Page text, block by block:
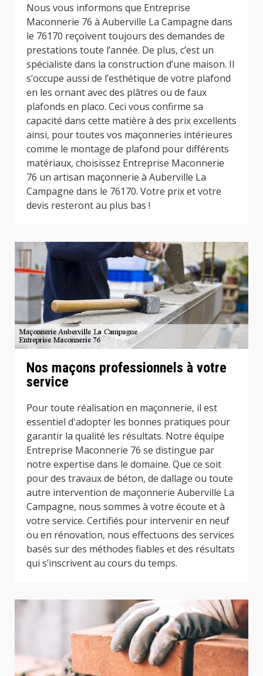
Nous vous informons que Entreprise
Maconnerie 76 à Auberville La Campagne dans
le 76170 reçoivent toujours des demandes de
prestations toute l’année. De plus, c’est un
spécialiste dans la construction d’une maison. Il
s’occupe aussi de l’esthétique de votre plafond
en les ornant avec des plâtres ou de faux
plafonds en placo. Ceci vous confirme sa
capacité dans cette matière à des prix excellents
ainsi, pour toutes vos maçonneries intérieures
comme le montage de plafond pour différents
matériaux, choisissez Entreprise Maconnerie
76 un artisan maçonnerie à Auberville La
Campagne dans le 76170. Votre prix et votre
devis resteront au plus bas !
Nos maçons professionnels à votre
service
Pour toute réalisation en maçonnerie, il est
essentiel d'adopter les bonnes pratiques pour
garantir la qualité les résultats. Notre équipe
Entreprise Maconnerie 76 se distingue par
notre expertise dans le domaine. Que ce soit
pour des travaux de béton, de dallage ou toute
autre intervention de maçonnerie Auberville La
Campagne, nous sommes à votre écoute et à
votre service. Certifiés pour intervenir en neuf
ou en rénovation, nous effectuons des services
basés sur des méthodes fiables et des résultats
qui s’inscrivent au cours du temps.